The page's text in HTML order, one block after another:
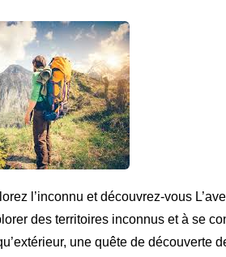
l’inconnu et découvrez-vous
des territoires inconnus et à se
une quête de découverte